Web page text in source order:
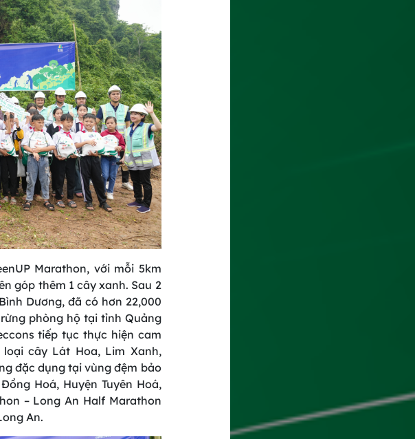
Marathon, với mỗi 5km
góp thêm 1 cây xanh. Sau 2
Dương, đã có hơn 22,000
phòng hộ tại tỉnh Quảng
tiếp tục thực hiện cam
cây Lát Hoa, Lim Xanh,
đặc dụng tại vùng đệm bảo
Hoá, Huyện Tuyên Hoá,
– Long An Half Marathon
An.